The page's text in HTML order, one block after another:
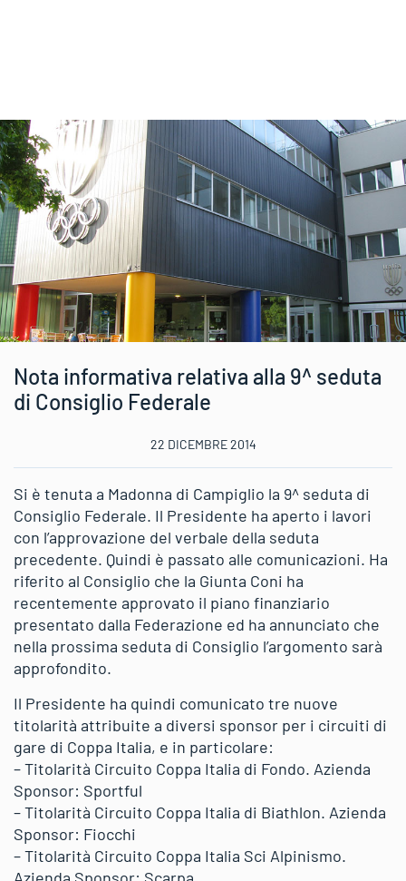
Nota informativa relativa alla 9^ seduta
di Consiglio Federale
22 DICEMBRE 2014
Si è tenuta a Madonna di Campiglio la 9^ seduta di
Consiglio Federale. Il Presidente ha aperto i lavori
con l’approvazione del verbale della seduta
precedente. Quindi è passato alle comunicazioni. Ha
riferito al Consiglio che la Giunta Coni ha
recentemente approvato il piano finanziario
presentato dalla Federazione ed ha annunciato che
nella prossima seduta di Consiglio l’argomento sarà
approfondito.
Il Presidente ha quindi comunicato tre nuove
titolarità attribuite a diversi sponsor per i circuiti di
gare di Coppa Italia, e in particolare:
– Titolarità Circuito Coppa Italia di Fondo. Azienda
Sponsor: Sportful
– Titolarità Circuito Coppa Italia di Biathlon. Azienda
Sponsor: Fiocchi
– Titolarità Circuito Coppa Italia Sci Alpinismo.